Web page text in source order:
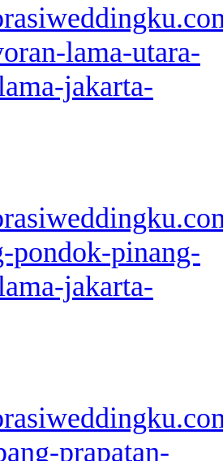
lama-utara-
jakarta-
pondok-pinang-
jakarta-
prapatan-